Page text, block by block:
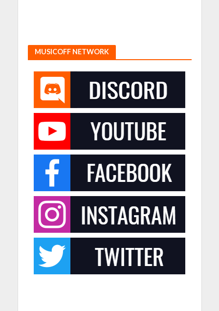
MUSICOFF NETWORK